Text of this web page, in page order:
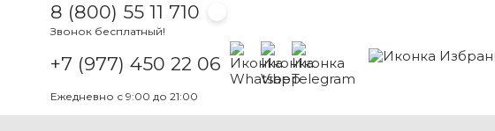
8 (800) 55 11 710
Звонок бесплатный!
+7 (977) 450 22 06
Написать на Whatsapp
Написать на Viber
Написать на Telegram
Ежедневно с 9:00 до 21:00 ×